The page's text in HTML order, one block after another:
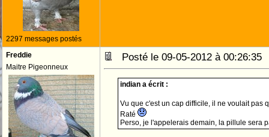
2297 messages postés
Freddie
Maitre Pigeonneux
Posté le 09-05-2012 à
indian a écrit :
Vu que c'est un cap difficile, il ne voulait pas
Raté
Perso, je l'appelerais demain, la pillule sera